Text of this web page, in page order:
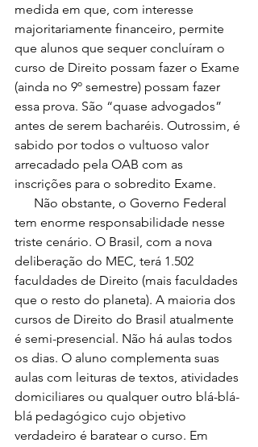
medida em que, com interesse
majoritariamente financeiro, permite
que alunos que sequer concluíram o
curso de Direito possam fazer o Exame
(ainda no 9º semestre) possam fazer
essa prova. São “quase advogados”
antes de serem bacharéis. Outrossim, é
sabido por todos o vultuoso valor
arrecadado pela OAB com as
inscrições para o sobredito Exame.
tem enorme responsabilidade nesse
triste cenário. O Brasil, com a nova
deliberação do MEC, terá 1.502
faculdades de Direito (mais faculdades
que o resto do planeta). A maioria dos
cursos de Direito do Brasil atualmente
é semi-presencial. Não há aulas todos
os dias. O aluno complementa suas
aulas com leituras de textos, atividades
domiciliares ou qualquer outro blá-blá-
blá pedagógico cujo objetivo
verdadeiro é baratear o curso. Em